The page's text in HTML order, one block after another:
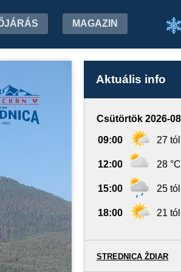
MAGAZIN
Aktuális info
Csütörtök 2026-
09:00 27
12:00 28 °C
15:00 25
18:00 21
STREDNICA ŽDIAR